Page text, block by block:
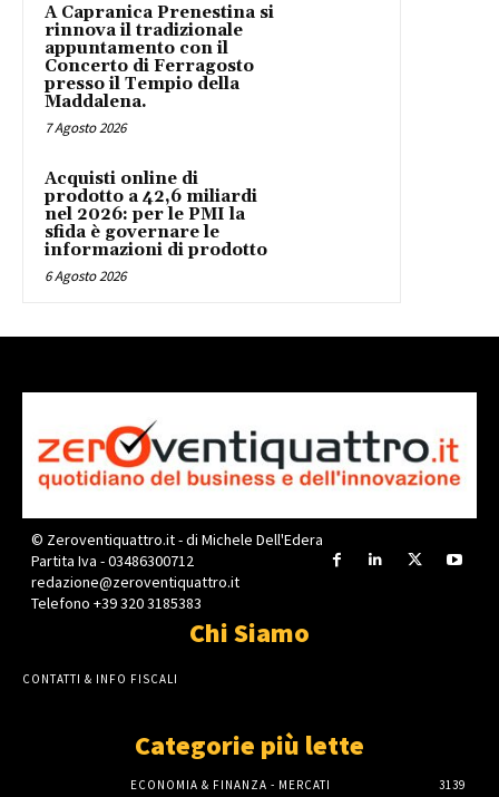
A Capranica Prenestina si
rinnova il tradizionale
appuntamento con il
Concerto di Ferragosto
presso il Tempio della
Maddalena.
7 Agosto 2026
Acquisti online di
prodotto a 42,6 miliardi
nel 2026: per le PMI la
sfida è governare le
informazioni di prodotto
6 Agosto 2026
© Zeroventiquattro.it - di Michele Dell'Edera
Partita Iva - 03486300712
redazione@zeroventiquattro.it
Telefono +39 320 3185383
Chi Siamo
CONTATTI & INFO FISCALI
Categorie più lette
ECONOMIA & FINANZA - MERCATI 3139